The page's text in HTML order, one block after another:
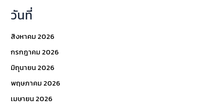
วันที่
สิงหาคม 2026
กรกฎาคม 2026
มิถุนายน 2026
พฤษภาคม 2026
เมษายน 2026